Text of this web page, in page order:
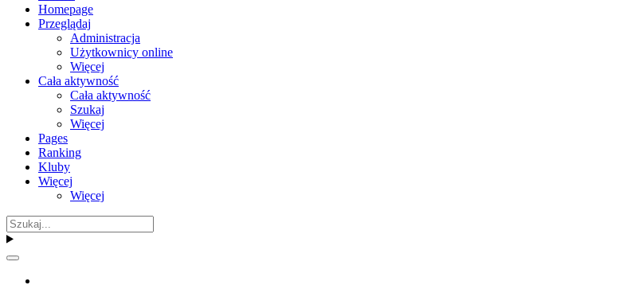
Homepage
Przeglądaj
Administracja
Użytkownicy online
Więcej
Cała aktywność
Cała aktywność
Szukaj
Więcej
Pages
Ranking
Kluby
Więcej
Więcej